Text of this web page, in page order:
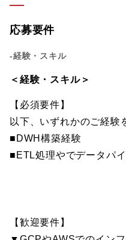
応募要件
-経験・スキル
＜経験・スキル＞
【必須要件】
以下、いずれかのご経験
■DWH構築経験
■ETL処理やでデータパ
【歓迎要件】